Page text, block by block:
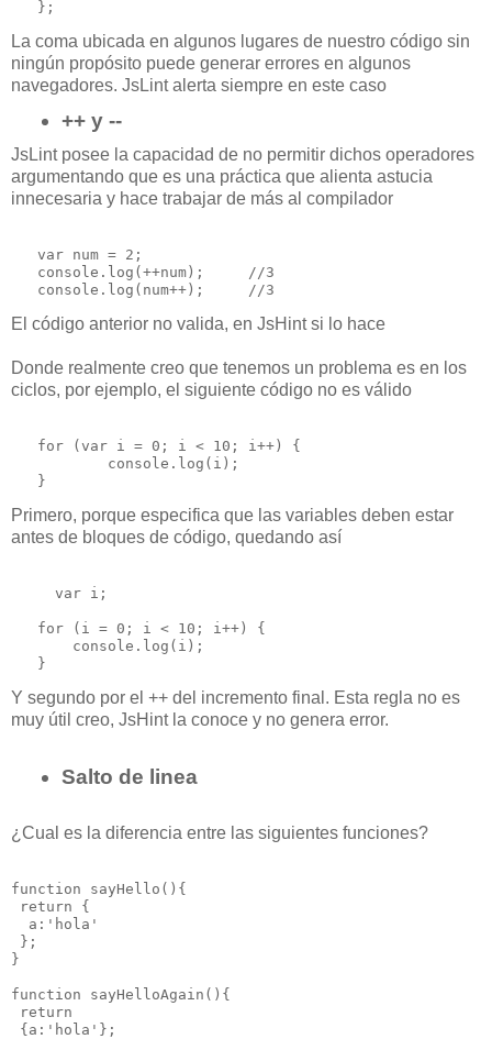
La coma ubicada en algunos lugares de nuestro código sin
ningún propósito puede generar errores en algunos
navegadores. JsLint alerta siempre en este caso
++ y --
JsLint posee la capacidad de no permitir dichos operadores
argumentando que es una práctica que alienta astucia
innecesaria y hace trabajar de más al compilador
   var num = 2;
   console.log(++num);     //3
El código anterior no valida, en JsHint si lo hace
Donde realmente creo que tenemos un problema es en los
ciclos, por ejemplo, el siguiente código no es válido
   for (var i = 0; i < 10; i++) {
           console.log(i);
Primero, porque especifica que las variables deben estar
antes de bloques de código, quedando así
     var i;
   for (i = 0; i < 10; i++) {
       console.log(i);
Y segundo por el ++ del incremento final. Esta regla no es
muy útil creo, JsHint la conoce y no genera error.
Salto de linea
¿Cual es la diferencia entre las siguientes funciones?
function sayHello(){
return {
  a:'hola'
};
}
function sayHelloAgain(){
return
{a:'hola'};